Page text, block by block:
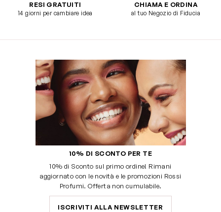
RESI GRATUITI
14 giorni per cambiare idea
CHIAMA E ORDINA
al tuo Negozio di Fiducia
10% DI SCONTO PER TE
10% di Sconto sul primo ordine! Rimani
aggiornato con le novità e le promozioni Rossi
Profumi. Offerta non cumulabile.
ISCRIVITI ALLA NEWSLETTER